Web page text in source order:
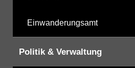
Einwanderungsamt
Politik & Verwaltung